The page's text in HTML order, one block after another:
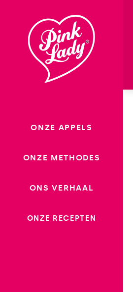
inhoud
ONZE APPELS
ONZE METHODES
ONS VERHAAL
ONZE RECEPTEN